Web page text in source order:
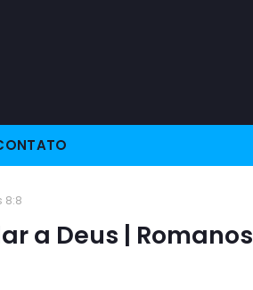
8:8
a Deus | Romanos